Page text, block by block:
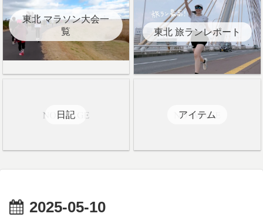
東北 マラソン大会一
覧
東北 旅ランレポート
日記 アイテム
2025-05-10